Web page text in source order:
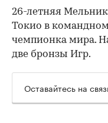
26-летняя
Токио в
чемпионка мира.
две бронзы Игр.
Оставайтесь на